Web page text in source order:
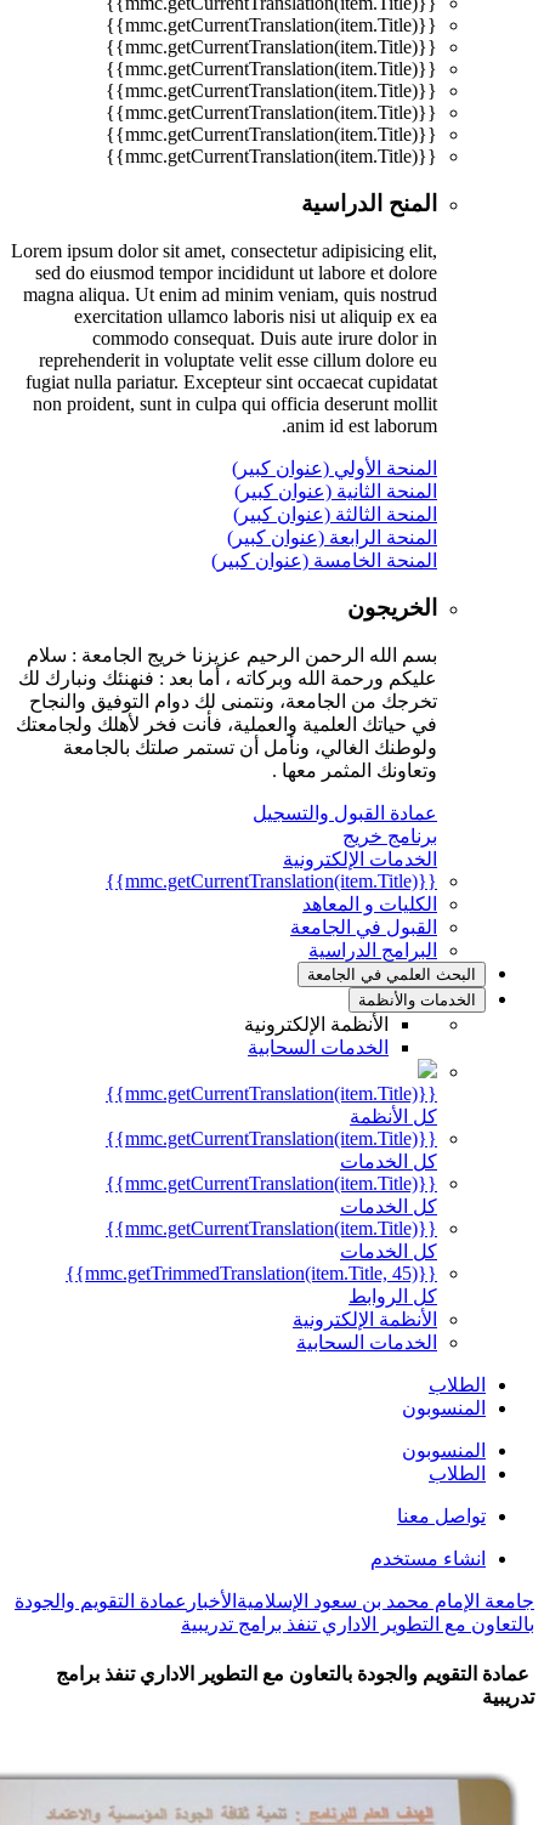
المنح الدراسية
Lorem ipsum dolor sit amet, consectetur adipisicing elit,
sed do eiusmod tempor incididunt ut labore et dolore
magna aliqua. Ut enim ad minim veniam, quis nostrud
exercitation ullamco laboris nisi ut aliquip ex ea
commodo consequat. Duis aute irure dolor in
reprehenderit in voluptate velit esse cillum dolore eu
fugiat nulla pariatur. Excepteur sint occaecat cupidatat
non proident, sunt in culpa qui officia deserunt mollit
anim id est laborum.
المنحة الأولي (عنوان كبير)
المنحة الثانية (عنوان كبير)
المنحة الثالثة (عنوان كبير)
المنحة الرابعة (عنوان كبير)
المنحة الخامسة (عنوان كبير)
الخريجون
بسم الله الرحمن الرحيم عزيزنا خريج الجامعة : سلام
عليكم ورحمة الله وبركاته ، أما بعد : فنهنئك ونبارك لك
تخرجك من الجامعة، ونتمنى لك دوام التوفيق والنجاح
في حياتك العلمية والعملية، فأنت فخر لأهلك ولجامعتك
ولوطنك الغالي، ونأمل أن تستمر صلتك بالجامعة
وتعاونك المثمر معها .
عمادة القبول والتسجيل
برنامج خريج
الخدمات الإلكترونية
الكليات و المعاهد
القبول في الجامعة
البرامج الدراسية
العلمي في الجامعة
والأنظمة
الأنظمة الإلكترونية
الخدمات السحابية
كل الأنظمة
كل الخدمات
كل الخدمات
كل الخدمات
كل الروابط
الأنظمة الإلكترونية
الخدمات السحابية
معنا
مستخدم
محمد بن سعود الإسلامية الأخبارعمادة التقويم والجودة
مع التطوير الاداري تنفذ برامج تدريبية
والجودة بالتعاون مع التطوير الاداري تنفذ برامج